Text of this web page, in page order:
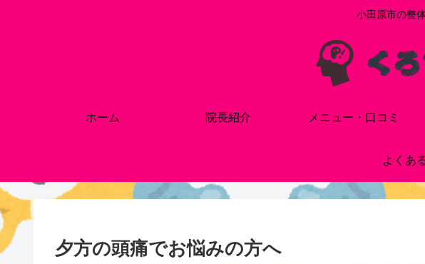
小田原市の整
ホーム 院長紹介 メニュー・口コミ
よくあ
夕方の頭痛でお悩みの方へ